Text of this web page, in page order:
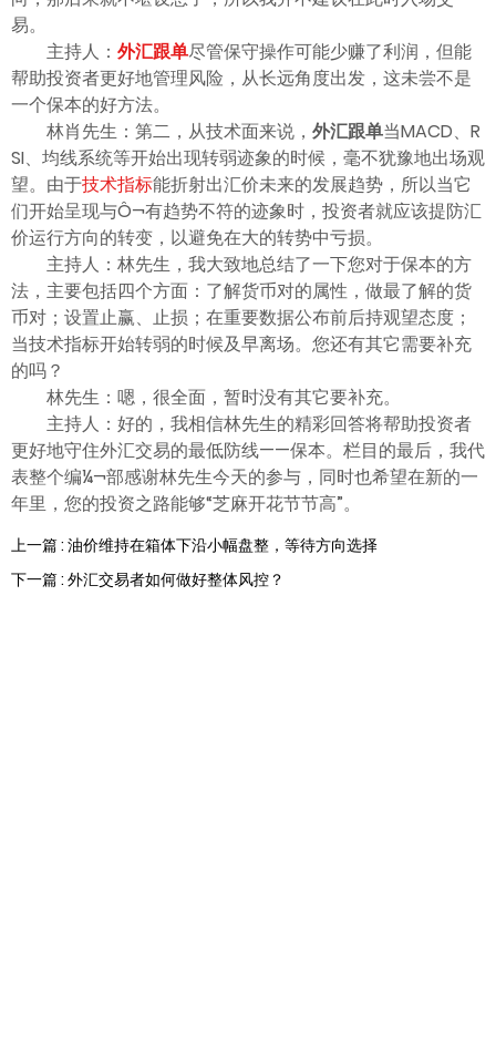
易。
主持人： 外汇跟单尽管保守操作可能少赚了利润，但能
帮助投资者更好地管理风险，从长远角度出发，这未尝不是
一个保本的好方法。
林肖先生：第二，从技术面来说， 外汇跟单当MACD、R
SI、均线系统等开始出现转弱迹象的时候，毫不犹豫地出场观
望。由于技术指标能折射出汇价未来的发展趋势，所以当它
们开始呈现与Ô¬有趋势不符的迹象时，投资者就应该提防汇
价运行方向的转变，以避免在大的转势中亏损。
主持人：林先生，我大致地总结了一下您对于保本的方
法，主要包括四个方面：了解货币对的属性，做最了解的货
币对；设置止赢、止损；在重要数据公布前后持观望态度；
当技术指标开始转弱的时候及早离场。您还有其它需要补充
的吗？
林先生：嗯，很全面，暂时没有其它要补充。
主持人：好的，我相信林先生的精彩回答将帮助投资者
更好地守住外汇交易的最低防线——保本。栏目的最后，我代
表整个编¼¬部感谢林先生今天的参与，同时也希望在新的一
年里，您的投资之路能够“芝麻开花节节高”。
上一篇 : 油价维持在箱体下沿小幅盘整，等待方向选择
下一篇 : 外汇交易者如何做好整体风控？